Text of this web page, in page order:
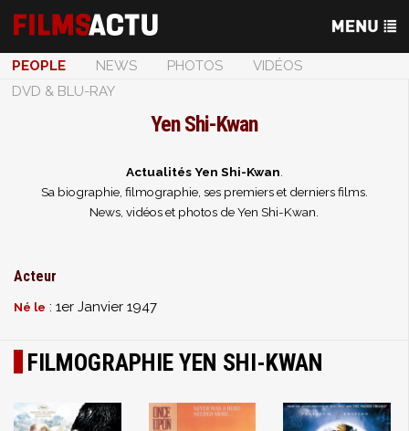
PEOPLE NEWS PHOTOS
VIDÉOS
DVD & BLU-RAY
Yen Shi-Kwan
Actualités Yen Shi-Kwan
Sa biographie, filmographie, ses premiers et derniers films.
News, vidéos et photos de Yen Shi-Kwan.
Acteur
Né le : 1er Janvier 1947
FILMOGRAPHIE YEN SHI-KWAN